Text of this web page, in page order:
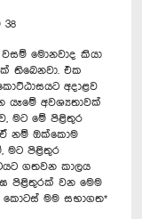
මොනවාද කියා
තිබෙනවා. එක
අදාළව
යෑමේ අවශ්‍යතාවක්
මට මේ පිළිතුර
ඒ නම් ඔක්කොම
මට පිළිතුර
ගතවන කාලය
පිළිතුරක් වන මෙම
කොටස් මම සභාගත*